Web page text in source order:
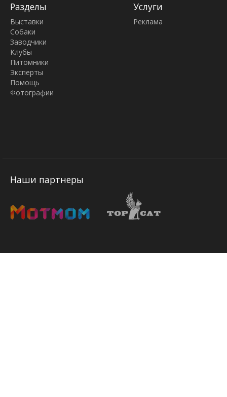
Чихуахуа короткошерстный
Чихуахуа длинношёрстный
Разделы
Выставки
Собаки
Заводчики
Клубы
Питомники
Эксперты
Помощь
Фотографии
Услуги
Реклама
Наши партнеры